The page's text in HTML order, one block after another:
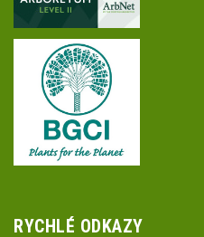
RYCHLÉ ODKAZY